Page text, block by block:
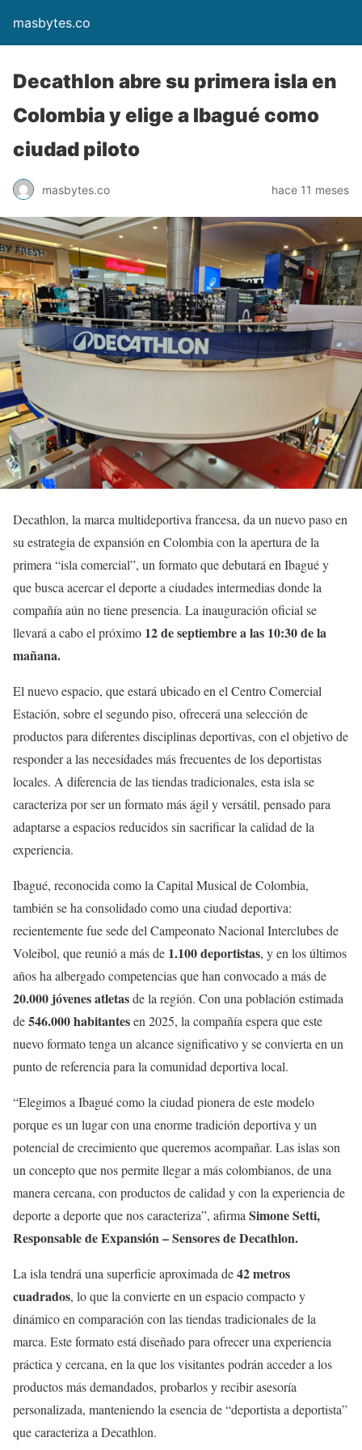
masbytes.co
Decathlon abre su primera isla en
Colombia y elige a Ibagué como
ciudad piloto
masbytes.co hace 11 meses
Decathlon, la marca multideportiva francesa, da un nuevo paso en
su estrategia de expansión en Colombia con la apertura de la
primera “isla comercial”, un formato que debutará en Ibagué y
que busca acercar el deporte a ciudades intermedias donde la
compañía aún no tiene presencia. La inauguración oficial se
llevará a cabo el próximo 12 de septiembre a las 10:30 de la
mañana.
El nuevo espacio, que estará ubicado en el Centro Comercial
Estación, sobre el segundo piso, ofrecerá una selección de
productos para diferentes disciplinas deportivas, con el objetivo de
responder a las necesidades más frecuentes de los deportistas
locales. A diferencia de las tiendas tradicionales, esta isla se
caracteriza por ser un formato más ágil y versátil, pensado para
adaptarse a espacios reducidos sin sacrificar la calidad de la
experiencia.
Ibagué, reconocida como la Capital Musical de Colombia,
también se ha consolidado como una ciudad deportiva:
recientemente fue sede del Campeonato Nacional Interclubes de
Voleibol, que reunió a más de 1.100 deportistas, y en los últimos
años ha albergado competencias que han convocado a más de
20.000 jóvenes atletasde la región. Con una población estimada
de546.000 habitantesen 2025, la compañía espera que este
nuevo formato tenga un alcance significativo y se convierta en un
punto de referencia para la comunidad deportiva local.
“Elegimos a Ibagué como la ciudad pionera de este modelo
porque es un lugar con una enorme tradición deportiva y un
potencial de crecimiento que queremos acompañar. Las islas son
un concepto que nos permite llegar a más colombianos, de una
manera cercana, con productos de calidad y con la experiencia de
deporte a deporte que nos caracteriza”, afirma Simone Setti,
Responsable de Expansión – Sensores de Decathlon.
La isla tendrá una superficie aproximada de42 metros
cuadrados, lo que la convierte en un espacio compacto y
dinámico en comparación con las tiendas tradicionales de la
marca. Este formato está diseñado para ofrecer una experiencia
práctica y cercana, en la que los visitantes podrán acceder a los
productos más demandados, probarlos y recibir asesoría
personalizada, manteniendo la esencia de “deportista a deportista”
que caracteriza a Decathlon.